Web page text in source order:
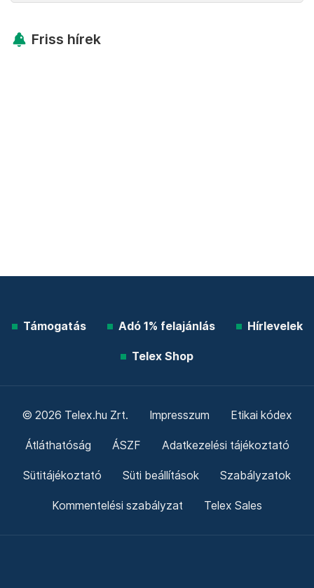
Friss hírek
Támogatás Adó 1% felajánlás Hírlevelek
Telex Shop
© 2026 Telex.hu Zrt. Impresszum Etikai kódex
Átláthatóság ÁSZF Adatkezelési tájékoztató
Sütitájékoztató Süti beállítások Szabályzatok
Kommentelési szabályzat Telex Sales